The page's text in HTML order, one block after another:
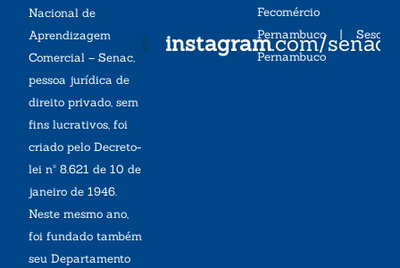
Nacional de
Aprendizagem
Comercial – Senac,
pessoa jurídica de
direito privado, sem
fins lucrativos, foi
criado pelo Decreto-
lei nº 8.621 de 10 de
janeiro de 1946.
Neste mesmo ano,
foi fundado também
seu Departamento
instagram.com/
Fecomércio
Pernambuco| Sesc
Pernambuco